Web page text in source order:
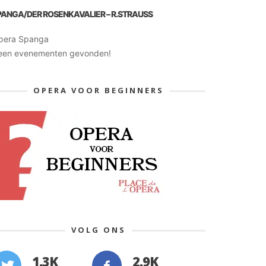
DER ROSENKAVALIER – R.STRAUSS
Spanga
evenementen gevonden!
OPERA VOOR BEGINNERS
VOLG ONS
1.3K